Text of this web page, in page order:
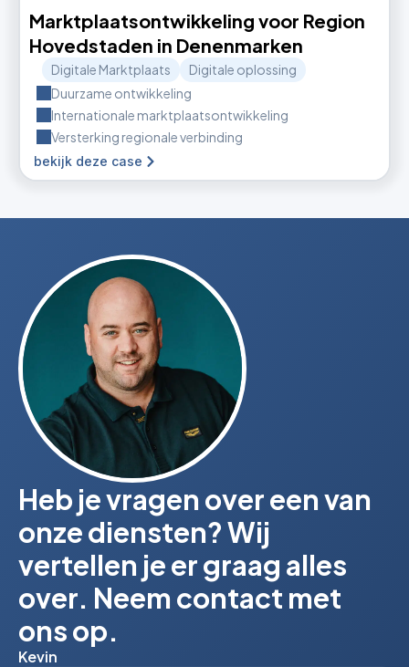
Marktplaatsontwikkeling voor Region
Hovedstaden in Denenmarken
Digitale Marktplaats
Digitale oplossing
Duurzame ontwikkeling
Internationale marktplaatsontwikkeling
Versterking regionale verbinding
bekijk deze case
Heb je vragen over een van
onze diensten? Wij
vertellen je er graag alles
over. Neem contact met
ons op.
Kevin